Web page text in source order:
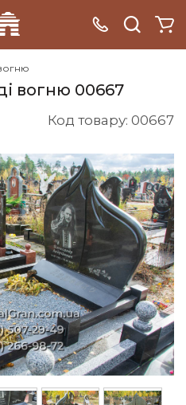
вогню 00667
Код товару: 00667